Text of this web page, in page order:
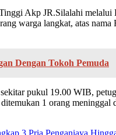
Akp JR.Silalahi
warga langkat, atas
Dengan Tokoh Pemuda
pukul 19.00 WIB,
1 orang meninggal